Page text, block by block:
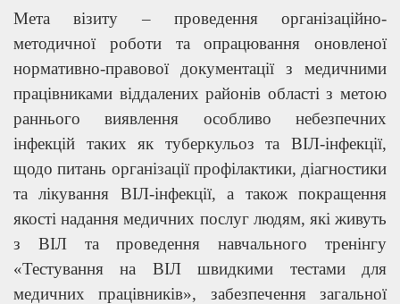
Мета візиту – проведення організаційно-
методичної роботи та опрацювання оновленої
нормативно-правової документації з медичними
працівниками віддалених районів області з метою
раннього виявлення особливо небезпечних
інфекцій таких як туберкульоз та ВІЛ-інфекції,
щодо питань організації профілактики, діагностики
та лікування ВІЛ-інфекції, а також покращення
якості надання медичних послуг людям, які живуть
з ВІЛ та проведення навчального тренінгу
«Тестування на ВІЛ швидкими тестами для
медичних працівників», забезпечення загальної